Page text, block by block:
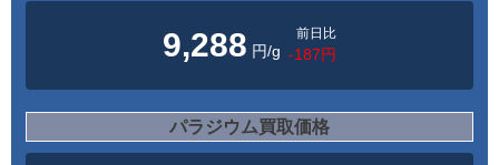
9,288 円/g
前日比
-187円
パラジウム買取価格